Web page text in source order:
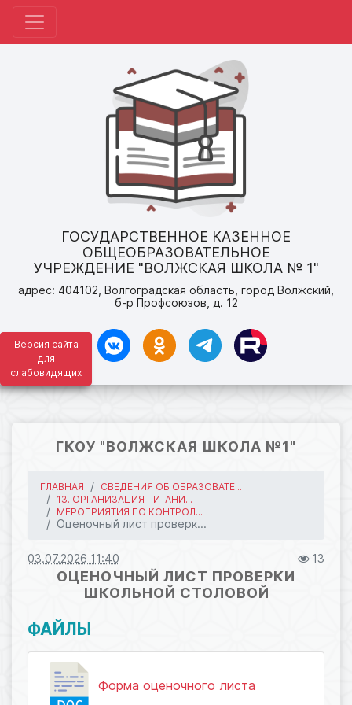
Версия сайта
для
слабовидящих
ГОСУДАРСТВЕННОЕ КАЗЕННОЕ
ОБЩЕОБРАЗОВАТЕЛЬНОЕ
УЧРЕЖДЕНИЕ "ВОЛЖСКАЯ ШКОЛА № 1"
адрес: 404102, Волгоградская область, город Волжский,
б-р Профсоюзов, д. 12
ГКОУ "ВОЛЖСКАЯ ШКОЛА №1"
ГЛАВНАЯ
СВЕДЕНИЯ ОБ ОБРАЗОВАТЕ...
13. ОРГАНИЗАЦИЯ ПИТАНИ...
МЕРОПРИЯТИЯ ПО КОНТРОЛ...
Оценочный лист проверк...
03.07.2026 11:40 13
ОЦЕНОЧНЫЙ ЛИСТ ПРОВЕРКИ
ШКОЛЬНОЙ СТОЛОВОЙ
ФАЙЛЫ
Форма оценочного листа